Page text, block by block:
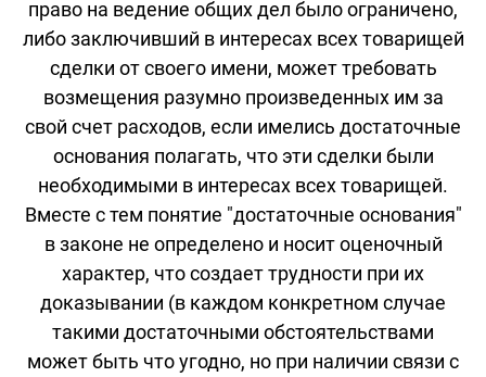
право на ведение общих дел было ограничено,
либо заключивший в интересах всех товарищей
сделки от своего имени, может требовать
возмещения разумно произведенных им за
свой счет расходов, если имелись достаточные
основания полагать, что эти сделки были
необходимыми в интересах всех товарищей.
Вместе с тем понятие "достаточные основания"
в законе не определено и носит оценочный
характер, что создает трудности при их
доказывании (в каждом конкретном случае
такими достаточными обстоятельствами
может быть что угодно, но при наличии связи с